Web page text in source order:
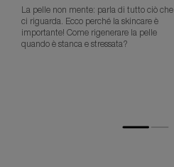
La pelle non mente: parla di tutto ciò che
ci riguarda. Ecco perché la skincare è
importante! Come rigenerare la pelle
quando è stanca e stressata?